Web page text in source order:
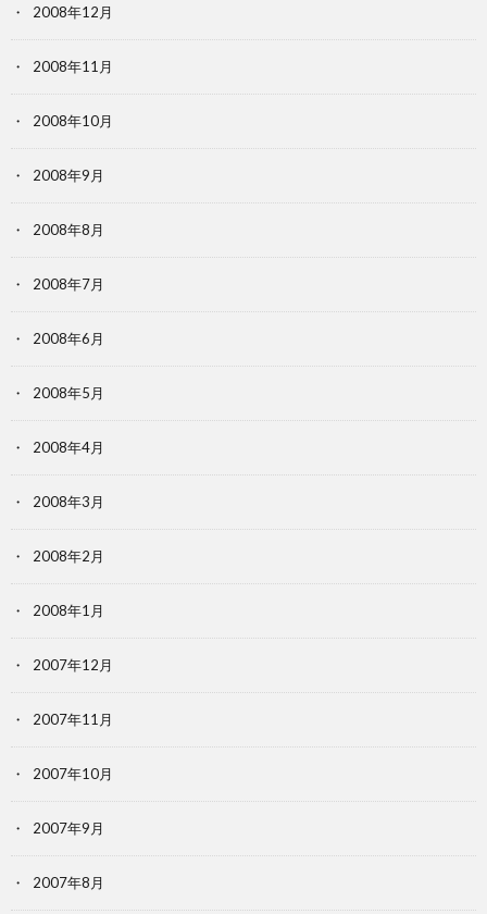
2008年12月
2008年11月
2008年10月
2008年9月
2008年8月
2008年7月
2008年6月
2008年5月
2008年4月
2008年3月
2008年2月
2008年1月
2007年12月
2007年11月
2007年10月
2007年9月
2007年8月